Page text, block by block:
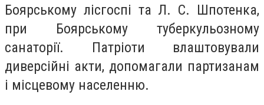
Боярському лісгоспі та Л. С. Шпотенка,
при Боярському туберкульозному
санаторії. Патріоти влаштовували
диверсійні акти, допомагали партизанам
і місцевому населенню.